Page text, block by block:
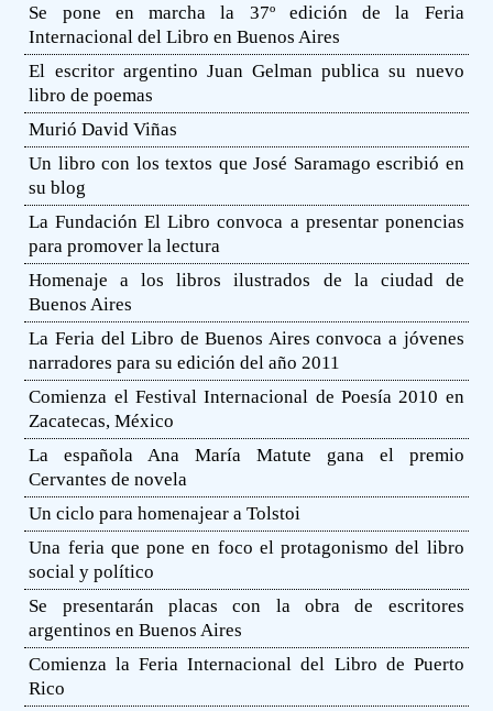
Se pone en marcha la 37º edición de la Feria
Internacional del Libro en Buenos Aires
El escritor argentino Juan Gelman publica su nuevo
libro de poemas
Murió David Viñas
Un libro con los textos que José Saramago escribió en
su blog
La Fundación El Libro convoca a presentar ponencias
para promover la lectura
Homenaje a los libros ilustrados de la ciudad de
Buenos Aires
La Feria del Libro de Buenos Aires convoca a jóvenes
narradores para su edición del año 2011
Comienza el Festival Internacional de Poesía 2010 en
Zacatecas, México
La española Ana María Matute gana el premio
Cervantes de novela
Un ciclo para homenajear a Tolstoi
Una feria que pone en foco el protagonismo del libro
social y político
Se presentarán placas con la obra de escritores
argentinos en Buenos Aires
Comienza la Feria Internacional del Libro de Puerto
Rico